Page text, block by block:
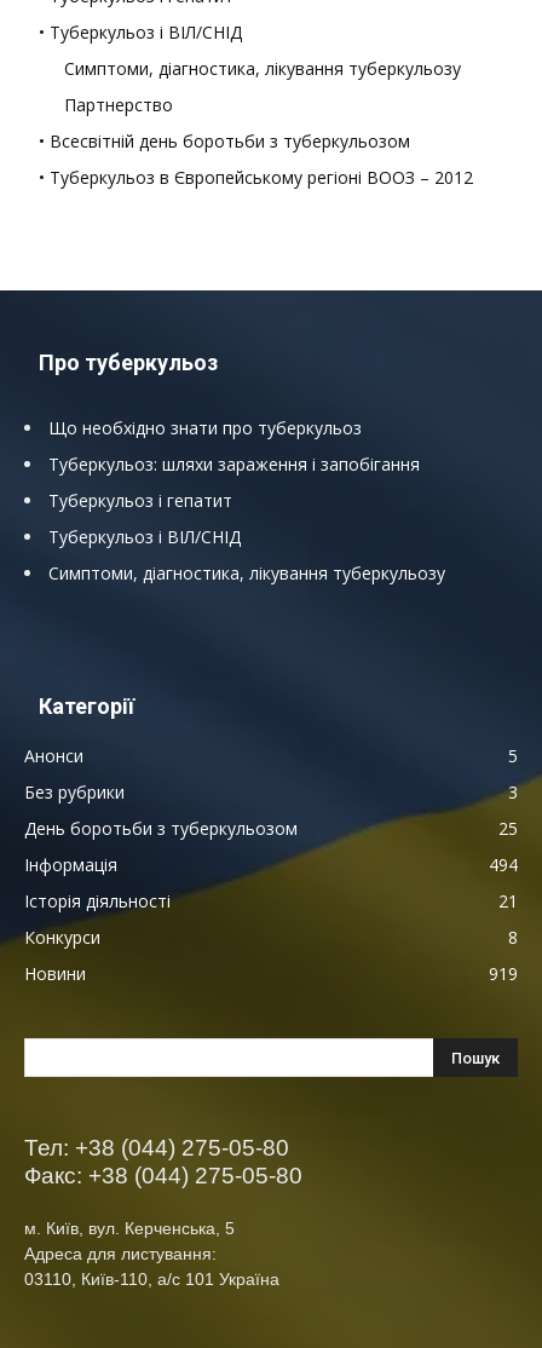
• Туберкульоз і ВІЛ/СНІД
Симптоми, діагностика, лікування туберкульозу
Партнерство
• Всесвітній день боротьби з туберкульозом
• Туберкульоз в Європейському регіоні ВООЗ – 2012
Про туберкульоз
Що необхідно знати про туберкульоз
Туберкульоз: шляхи зараження і запобігання
Туберкульоз і гепатит
Туберкульоз і ВІЛ/СНІД
Симптоми, діагностика, лікування туберкульозу
Категорії
Анонси
5
Без рубрики
3
День боротьби з туберкульозом
25
Інформація
494
Історія діяльності
21
Конкурси
8
Новини
919
Тел: +38 (044) 275-05-80
Факс: +38 (044) 275-05-80
м. Київ, вул. Керченська, 5
Адреса для листування:
03110, Київ-110, а/с 101 Україна